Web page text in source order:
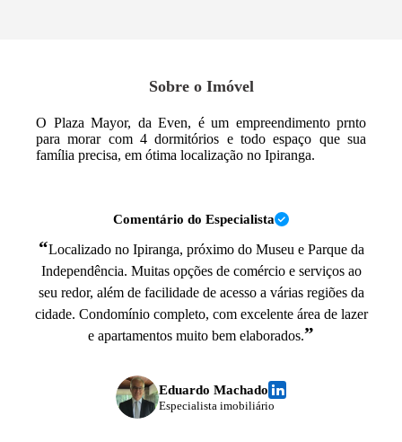
Sobre o Imóvel
O Plaza Mayor, da Even, é um empreendimento prnto
para morar com 4 dormitórios e todo espaço que sua
família precisa, em ótima localização no Ipiranga.
Comentário do Especialista
“Localizado no Ipiranga, próximo do Museu e Parque da
Independência. Muitas opções de comércio e serviços ao
seu redor, além de facilidade de acesso a várias regiões da
cidade. Condomínio completo, com excelente área de lazer
e apartamentos muito bem elaborados.”
Eduardo Machado
Especialista imobiliário